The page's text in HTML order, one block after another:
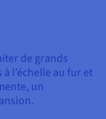
de grands
l’échelle au fur et
un